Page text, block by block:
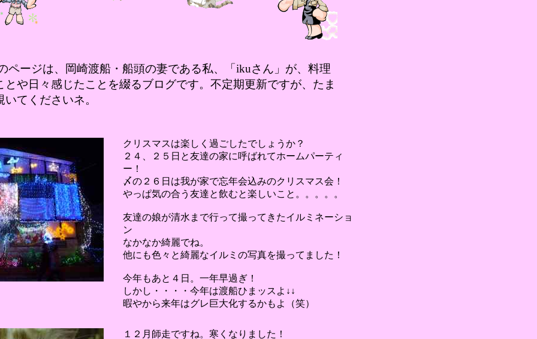
ページは、岡崎渡船・船頭の妻である私、「ikuさん」が、料理
とや日々感じたことを綴るブログです。不定期更新ですが、たま
いてくださいネ。
クリスマスは楽しく過ごしたでしょうか？
２４、２５日と友達の家に呼ばれてホームパーティ
ー！
〆の２６日は我が家で忘年会込みのクリスマス会！
やっぱ気の合う友達と飲むと楽しいこと。。。。。
友達の娘が清水まで行って撮ってきたイルミネーショ
ン
なかなか綺麗でね。
他にも色々と綺麗なイルミの写真を撮ってました！
今年もあと４日。一年早過ぎ！
しかし・・・・今年は渡船ひまッスよ↓↓
暇やから来年はグレ巨大化するかもよ（笑）
１２月師走ですね。寒くなりました！